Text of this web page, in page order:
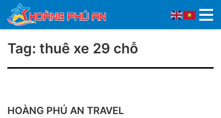
Tag: thuê xe 29 chỗ
HOÀNG PHÚ AN TRAVEL